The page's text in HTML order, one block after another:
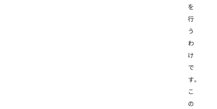
を
行
う
わ
け
で
す。
こ
の